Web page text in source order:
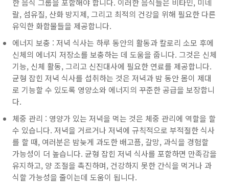
한 음식 그룹을 포함해야 합니다. 이러한 음식들은 비타민, 미네
랄, 섬유질, 산화 방지제, 그리고 최적의 건강을 위해 필요한 다른
유익한 화합물들을 제공합니다.
에너지 보충 : 저녁 식사는 하루 동안의 활동과 칼로리 소모 후에
신체의 에너지 저장소를 보충하는 데 도움을 줍니다. 그것은 신체
기능, 신체 활동, 그리고 신진대사에 필요한 연료를 제공합니다.
균형 잡힌 저녁 식사를 섭취하는 것은 저녁과 밤 동안 몸이 제대
로 기능할 수 있도록 영양소와 에너지의 꾸준한 공급을 보장합니
다.
체중 관리 : 영양가 있는 저녁을 먹는 것은 체중 관리에 역할을 할
수 있습니다. 저녁을 거르거나 저녁에 규칙적으로 부적절한 식사
를 할 때, 여러분은 밤늦게 과도한 배고픔, 갈망, 과식을 경험할
가능성이 더 높습니다. 균형 잡힌 저녁 식사를 포함하면 만족감을
유지하고, 양 조절을 촉진하며, 건강하지 못한 간식을 먹거나 과
식할 가능성을 줄이는데 도움이 됩니다.